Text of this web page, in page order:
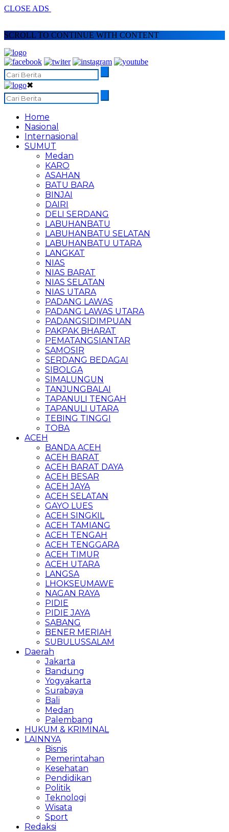
CLOSE ADS
SCROLL TO CONTINUE WITH CONTENT
✖
Home
Nasional
Internasional
SUMUT
Medan
KARO
ASAHAN
BATU BARA
BINJAI
DAIRI
DELI SERDANG
LABUHANBATU
LABUHANBATU SELATAN
LABUHANBATU UTARA
LANGKAT
NIAS
NIAS BARAT
NIAS SELATAN
NIAS UTARA
PADANG LAWAS
PADANG LAWAS UTARA
PADANGSIDIMPUAN
PAKPAK BHARAT
PEMATANGSIANTAR
SAMOSIR
SERDANG BEDAGAI
SIBOLGA
SIMALUNGUN
TANJUNGBALAI
TAPANULI TENGAH
TAPANULI UTARA
TEBING TINGGI
TOBA
ACEH
BANDA ACEH
ACEH BARAT
ACEH BARAT DAYA
ACEH BESAR
ACEH JAYA
ACEH SELATAN
GAYO LUES
ACEH SINGKIL
ACEH TAMIANG
ACEH TENGAH
ACEH TENGGARA
ACEH TIMUR
ACEH UTARA
LANGSA
LHOKSEUMAWE
NAGAN RAYA
PIDIE
PIDIE JAYA
SABANG
BENER MERIAH
SUBULUSSALAM
Daerah
Jakarta
Bandung
Yogyakarta
Surabaya
Bali
Medan
Palembang
HUKUM & KRIMINAL
LAINNYA
Bisnis
Pemerintahan
Kesehatan
Pendidikan
Politik
Teknologi
Wisata
Sport
Redaksi